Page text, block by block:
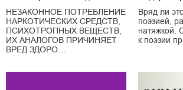
НЕЗАКОННОЕ ПОТРЕБЛЕНИЕ
НАРКОТИЧЕСКИХ СРЕДСТВ,
ПСИХОТРОПНЫХ ВЕЩЕСТВ,
ИХ АНАЛОГОВ ПРИЧИНЯЕТ
ВРЕД ЗДОРО…
Вряд ли
поэзией,
натяжкой.
к поэзии